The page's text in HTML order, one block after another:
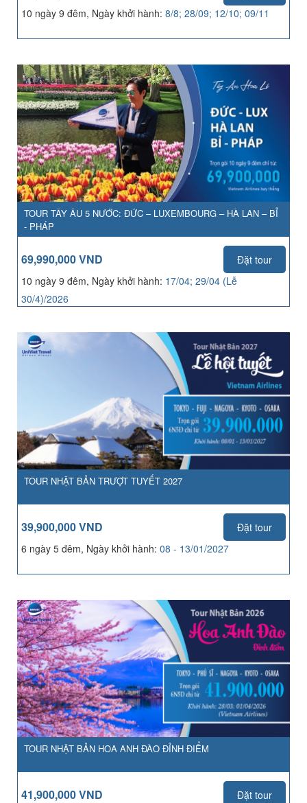
10 ngày 9 đêm, Ngày khởi hành: 8/8; 28/09; 12/10; 09/11
TOUR TÂY ÂU 5 NƯỚC: ĐỨC – LUXEMBOURG – HÀ LAN – BỈ
- PHÁP
69,990,000 VND
Đặt tour
10 ngày 9 đêm, Ngày khởi hành: 17/04; 29/04 (Lễ
30/4)/2026
TOUR NHẬT BẢN TRƯỢT TUYẾT 2027
39,900,000 VND
Đặt tour
6 ngày 5 đêm, Ngày khởi hành: 08 - 13/01/2027
TOUR NHẬT BẢN HOA ANH ĐÀO ĐỈNH ĐIỂM
41,900,000 VND
Đặt tour